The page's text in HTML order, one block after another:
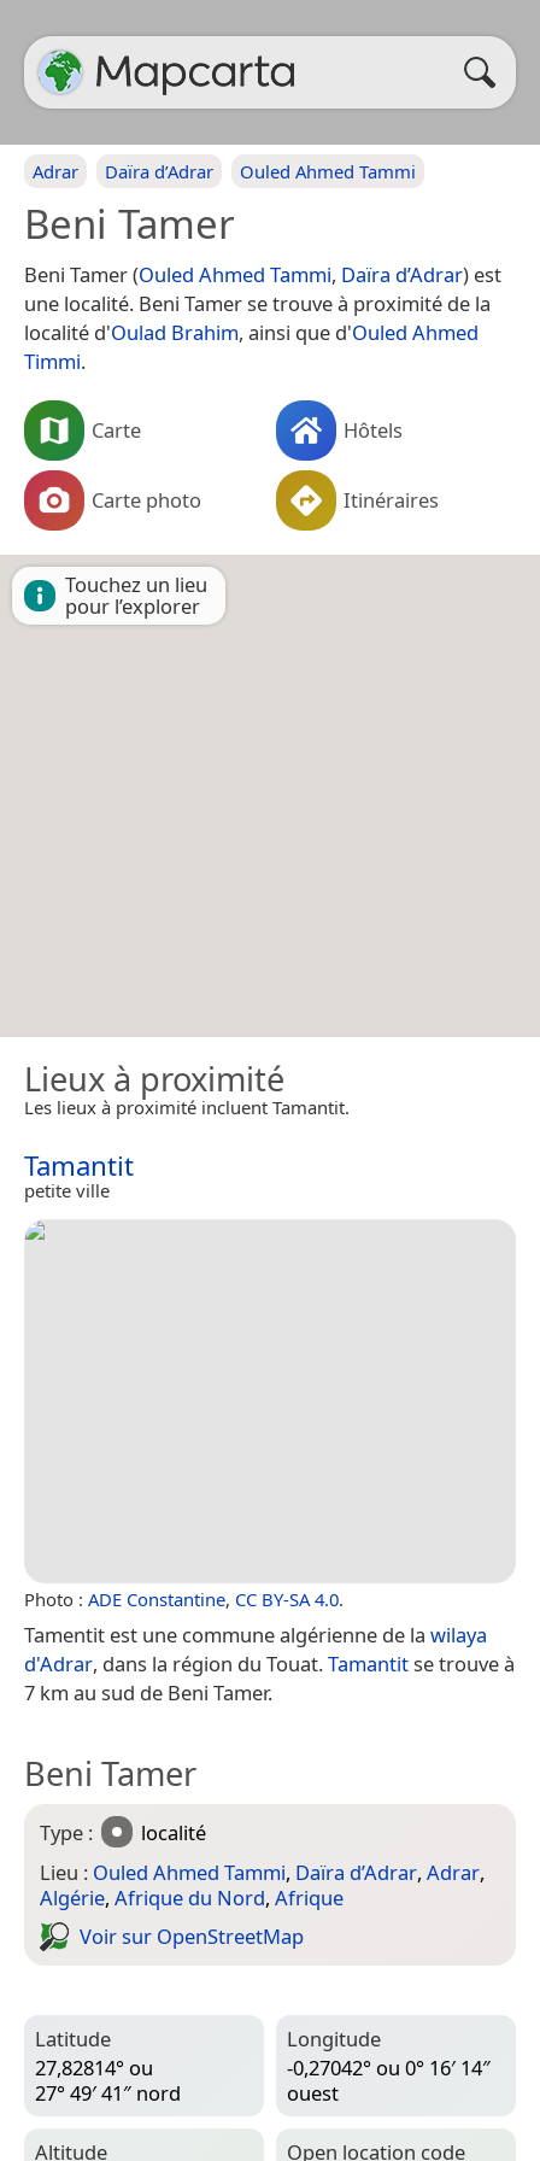
Adrar Daïra d’Adrar Ouled Ahmed Tammi
Beni Tamer
Beni Tamer (Ouled Ahmed Tammi, Daïra d’Adrar) est
une localité. Beni Tamer se trouve à proximité de la
localité d'Oulad Brahim, ainsi que d'Ouled Ahmed
Timmi.
Carte Hôtels
Carte photo Itinéraires
Touchez un lieu
pour l’explorer
Lieux à proximité
Les lieux à proximité incluent Tamantit.
Tamantit
petite ville
Photo : ADE Constantine, CC BY-SA 4.0.
Tamentit est une commune algérienne de la wilaya
d'Adrar, dans la région du Touat.Tamantitse trouve à
7 km au sud de Beni Tamer.
Beni Tamer
Type :
localité
Lieu : Ouled Ahmed Tammi, Daïra d’Adrar, Adrar,
Algérie, Afrique du Nord, Afrique
Voir sur Open­Street­Map
Latitude
27,82814° ou
27° 49′ 41″ nord
Longitude
-0,27042° ou 0° 16′ 14″
ouest
Altitude Open location code